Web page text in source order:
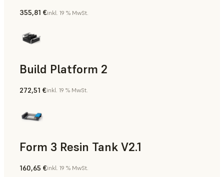
355,81 €inkl. 19 % MwSt.
Build Platform 2
272,51 €inkl. 19 % MwSt.
Form 3 Resin Tank V2.1
160,65 €inkl. 19 % MwSt.